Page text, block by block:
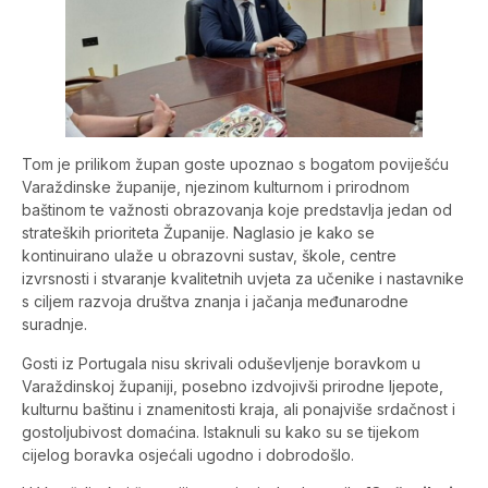
Tom je prilikom župan goste upoznao s bogatom poviješću
Varaždinske županije, njezinom kulturnom i prirodnom
baštinom te važnosti obrazovanja koje predstavlja jedan od
strateških prioriteta Županije. Naglasio je kako se
kontinuirano ulaže u obrazovni sustav, škole, centre
izvrsnosti i stvaranje kvalitetnih uvjeta za učenike i nastavnike
s ciljem razvoja društva znanja i jačanja međunarodne
suradnje.
Gosti iz Portugala nisu skrivali oduševljenje boravkom u
Varaždinskoj županiji, posebno izdvojivši prirodne ljepote,
kulturnu baštinu i znamenitosti kraja, ali ponajviše srdačnost i
gostoljubivost domaćina. Istaknuli su kako su se tijekom
cijelog boravka osjećali ugodno i dobrodošlo.